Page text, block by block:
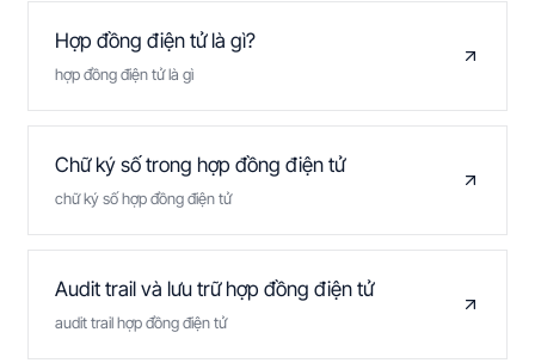
Hợp đồng điện tử là gì?
hợp đồng điện tử là gì
Chữ ký số trong hợp đồng điện tử
chữ ký số hợp đồng điện tử
Audit trail và lưu trữ hợp đồng điện tử
audit trail hợp đồng điện tử